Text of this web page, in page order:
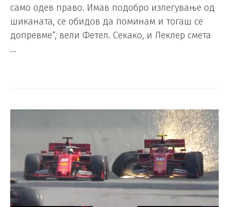
само одев право. Имав подобро излегување од
шиканата, се обидов да поминам и тогаш се
допревме“, вели Фетел. Секако, и Леклер смета
…